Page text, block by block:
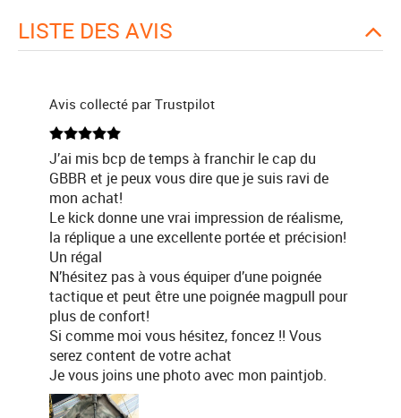
LISTE DES AVIS
Avis collecté par Trustpilot
J’ai mis bcp de temps à franchir le cap du
GBBR et je peux vous dire que je suis ravi de
mon achat!
Le kick donne une vrai impression de réalisme,
la réplique a une excellente portée et précision!
Un régal
N’hésitez pas à vous équiper d’une poignée
tactique et peut être une poignée magpull pour
plus de confort!
Si comme moi vous hésitez, foncez !! Vous
serez content de votre achat
Je vous joins une photo avec mon paintjob.